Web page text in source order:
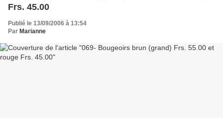
Frs. 45.00
Publié le 13/09/2006 à 13:54
Par Marianne